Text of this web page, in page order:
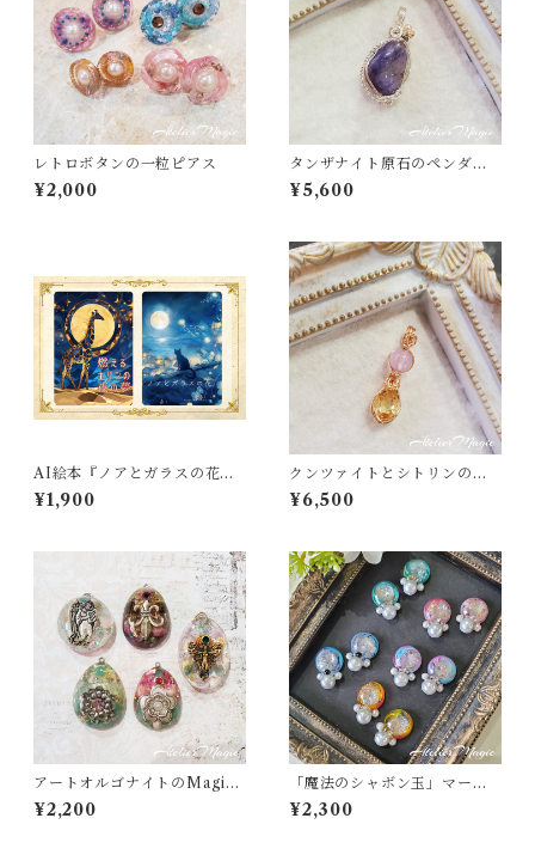
レトロボタンの一粒ピアス
¥2,000
タンザナイト原石のペンダン
トトップ（リバーシブル）
¥5,600
AI絵本『ノアとガラスの花』
『燃えるキリンの夜の夢』2冊
セット（特典ポストカード付
¥1,900
クンツァイトとシトリンのペ
ンダントトップ
¥6,500
アートオルゴナイトのMagica
lチャーム
¥2,200
「魔法のシャボン玉」マーブ
リング×小ぶりパールのピアス
／イヤリング
¥2,300